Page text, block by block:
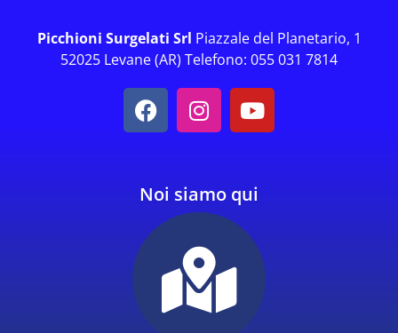
Picchioni Surgelati Srl Piazzale del Planetario, 1
52025 Levane (AR) Telefono: 055 031 7814
Noi siamo qui